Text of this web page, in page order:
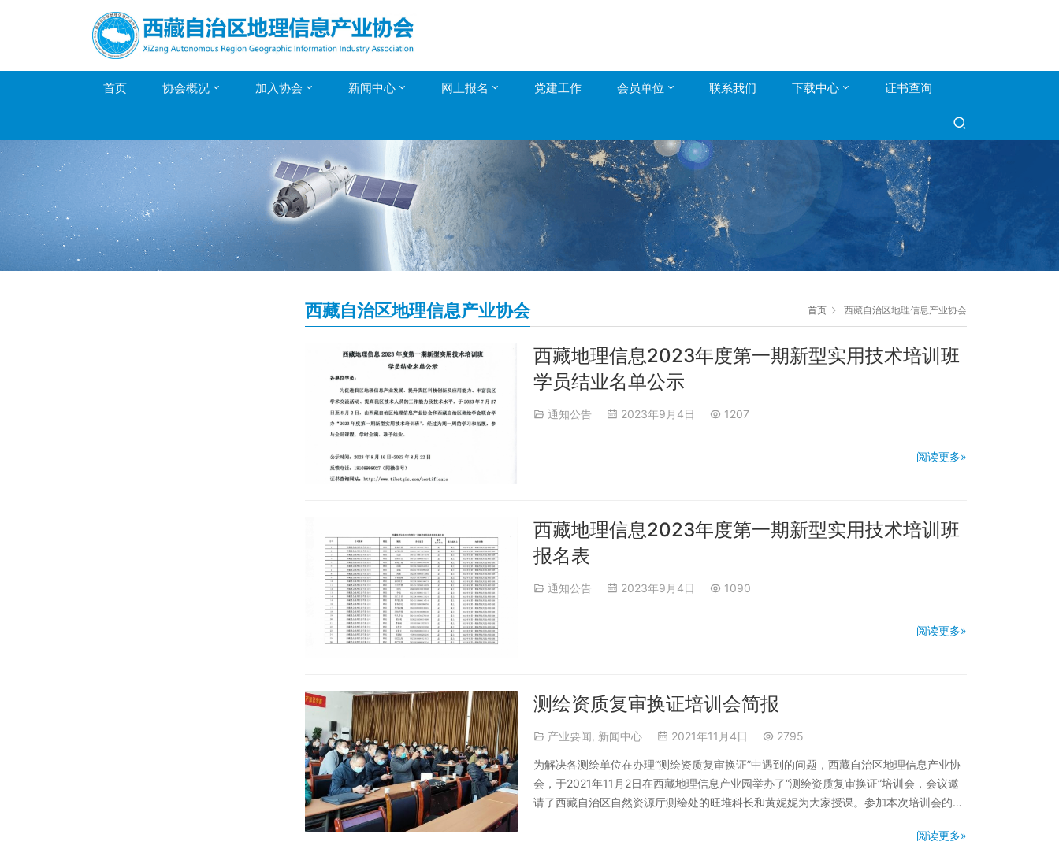
首页 协会概况 加入协会 新闻中心 网上报名 党建工作 会员单位 联系我们 下载中心 证书查询
首页 西藏自治区地理信息产业协会
西藏自治区地理信息产业协会
西藏地理信息2023年度第一期新型实用技术培训班
学员结业名单公示
通知公告 2023年9月4日 1207
阅读更多»
西藏地理信息2023年度第一期新型实用技术培训班
报名表
通知公告 2023年9月4日 1090
阅读更多»
测绘资质复审换证培训会简报
产业要闻, 新闻中心 2021年11月4日 2795
为解决各测绘单位在办理“测绘资质复审换证”中遇到的问题，西藏自治区地理信息产业协
会，于2021年11月2日在西藏地理信息产业园举办了“测绘资质复审换证”培训会，会议邀
请了西藏自治区自然资源厅测绘处的旺堆科长和黄妮妮为大家授课。参加本次培训会的主
准进行了分析解读，详细阐述了测绘资质复审换证的办理流程及具体操作，对测绘资质…
阅读更多»